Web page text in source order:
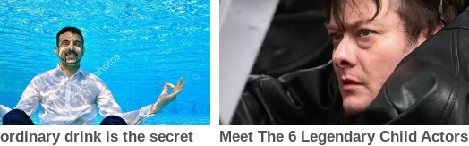
drink is the secret
Meet The 6 Legendary Child Actors